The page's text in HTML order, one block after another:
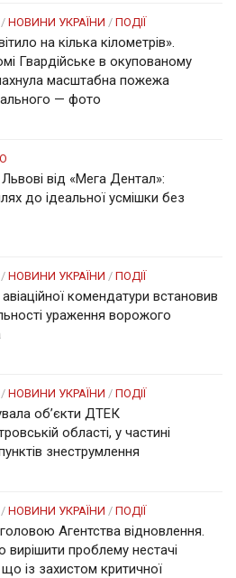
/ НОВИНИ УКРАЇНИ / ПОДІЇ
на кілька кілометрів».
Гвардійське в окупованому
масштабна пожежа
— фото
від «Мега Дентал»:
до ідеальної усмішки без
/ НОВИНИ УКРАЇНИ / ПОДІЇ
комендатури встановив
ураження ворожого
/ НОВИНИ УКРАЇНИ / ПОДІЇ
об’єкти ДТЕК
області, у частині
знеструмлення
/ НОВИНИ УКРАЇНИ / ПОДІЇ
Агентства відновлення.
проблему нестачі
що із захистом критичної